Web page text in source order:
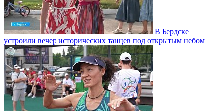
В Бердске
устроили вечер исторических танцев под открытым небом